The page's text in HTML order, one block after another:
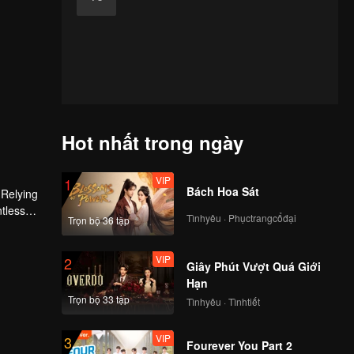
the
Hot nhất trong ngày
1
Trọn bộ 36 tập
VIP
Bách Hoa Sát
Tìnhyêu · Phụctrangcổđại
2
Trọn bộ 33 tập
VIP
Giây Phút Vượt Quá Giới
Hạn
Tìnhyêu · Tìnhtiết
3 VIP
Fourever You Part 2